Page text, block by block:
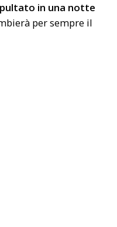
in una notte
per sempre il